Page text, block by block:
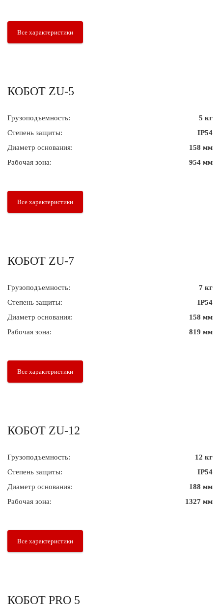
Все характеристики
КОБОТ ZU-5
Грузоподъемность:
5 кг
Степень защиты:
IP54
Диаметр основания:
158 мм
Рабочая зона:
954 мм
Все характеристики
КОБОТ ZU-7
Грузоподъемность:
7 кг
Степень защиты:
IP54
Диаметр основания:
158 мм
Рабочая зона:
819 мм
Все характеристики
КОБОТ ZU-12
Грузоподъемность:
12 кг
Степень защиты:
IP54
Диаметр основания:
188 мм
Рабочая зона:
1327 мм
Все характеристики
КОБОТ PRO 5